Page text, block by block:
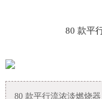
80 款平
80 款平行流浓淡燃烧器